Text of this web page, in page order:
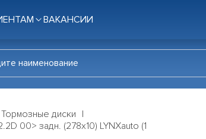
ВАКАНСИИ
Тормозные диски
00> задн. (278x10) LYNXauto (1